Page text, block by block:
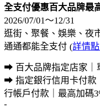
全支付優惠百大品牌最
2026/07/01～12/31
逛街、聚餐、娛樂、夜
通通都能全支付 (詳情
➡ 百大品牌指定店家｜
➡ 指定銀行信用卡付款
行帳戶付款｜最高加碼
-